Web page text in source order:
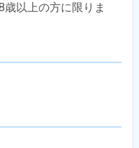
以上の方に限りま